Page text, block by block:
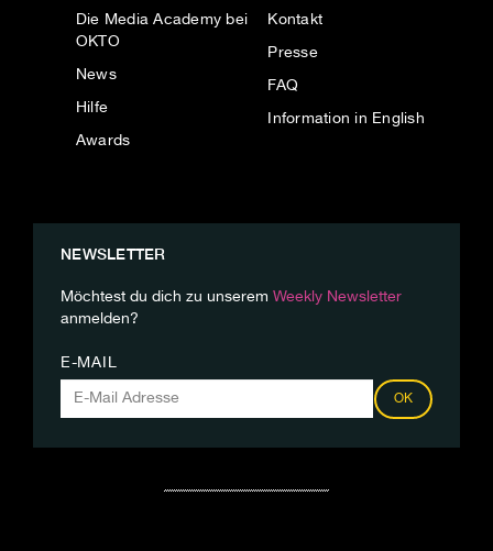
Die Media Academy bei
OKTO
News
Hilfe
Awards
Kontakt
Presse
FAQ
Information in English
NEWSLETTER
Möchtest du dich zu unserem Weekly Newsletter
anmelden?
E-MAIL
OK